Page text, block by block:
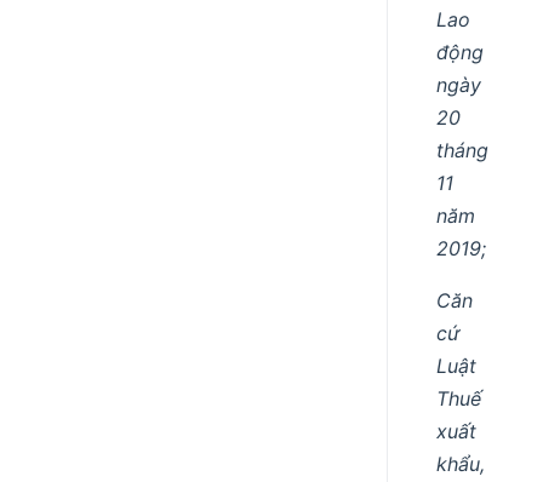
Lao
động
ngày
20
tháng
11
năm
2019;
Căn
cứ
Luật
Thuế
xuất
khẩu,